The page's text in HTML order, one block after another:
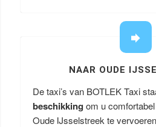
NAAR OUDE
De taxi’s van BOTLEK Taxi
beschikking om u
Oude IJsselstreek te